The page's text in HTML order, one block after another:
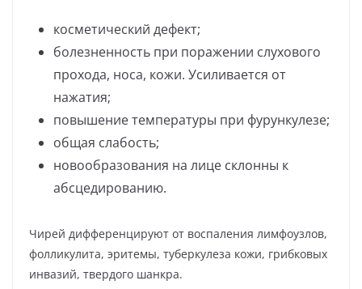
косметический дефект;
болезненность при поражении слухового
прохода, носа, кожи. Усиливается от
нажатия;
повышение температуры при фурункулезе;
общая слабость;
новообразования на лице склонны к
абсцедированию.
Чирей дифференцируют от воспаления лимфоузлов,
фолликулита, эритемы, туберкулеза кожи, грибковых
инвазий, твердого шанкра.